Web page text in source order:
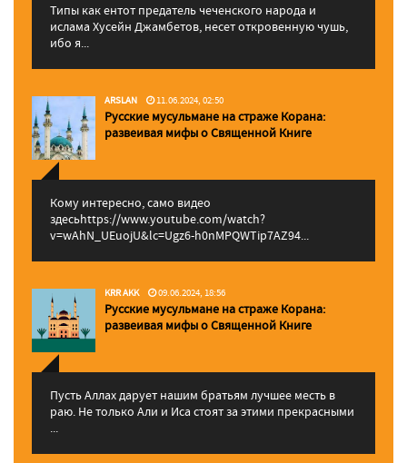
Типы как ентот предатель чеченского народа и
ислама Хусейн Джамбетов, несет откровенную чушь,
ибо я...
ARSLAN 11.06.2024, 02:50
Русские мусульмане на страже Корана:
pазвеивая мифы о Священной Книге
Кому интересно, само видео
здесьhttps://www.youtube.com/watch?
v=wAhN_UEuojU&lc=Ugz6-h0nMPQWTip7AZ94...
KRR AKK 09.06.2024, 18:56
Русские мусульмане на страже Корана:
pазвеивая мифы о Священной Книге
Пусть Аллах дарует нашим братьям лучшее месть в
раю. Не только Али и Иса стоят за этими прекрасными
...